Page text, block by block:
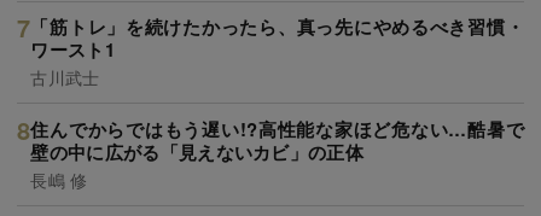
「筋トレ」を続けたかったら、真っ先にやめるべき習慣・
ワースト1
古川武士
住んでからではもう遅い!?高性能な家ほど危ない…酷暑で
壁の中に広がる「見えないカビ」の正体
長嶋 修